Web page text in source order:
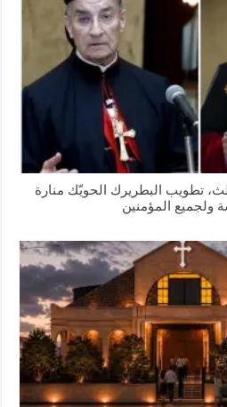
تطويب البطريرك الحويّك منارة
ولجميع المؤمنين